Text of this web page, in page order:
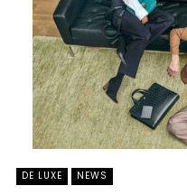
DE LUXE NEWS